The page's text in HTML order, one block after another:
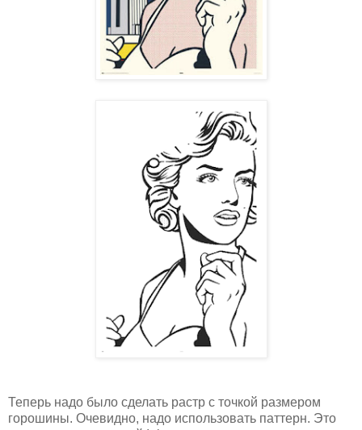
Теперь надо было сделать растр с точкой размером
горошины. Очевидно, надо использовать паттерн. Это